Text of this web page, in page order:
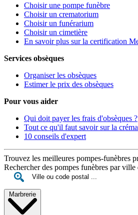
Choisir une pompe funèbre
Choisir un crematorium
Choisir un funérarium
Choisir un cimetière
En savoir plus sur la certification
Services obsèques
Organiser les obsèques
Estimer le prix des obsèques
Pour vous aider
Qui doit payer les frais d'obsèques ?
Tout ce qu'il faut savoir sur la
10 conseils d'expert
Trouvez les meilleures pompes-funèbres
Rechercher des pompes funèbres par ville
Marbrerie